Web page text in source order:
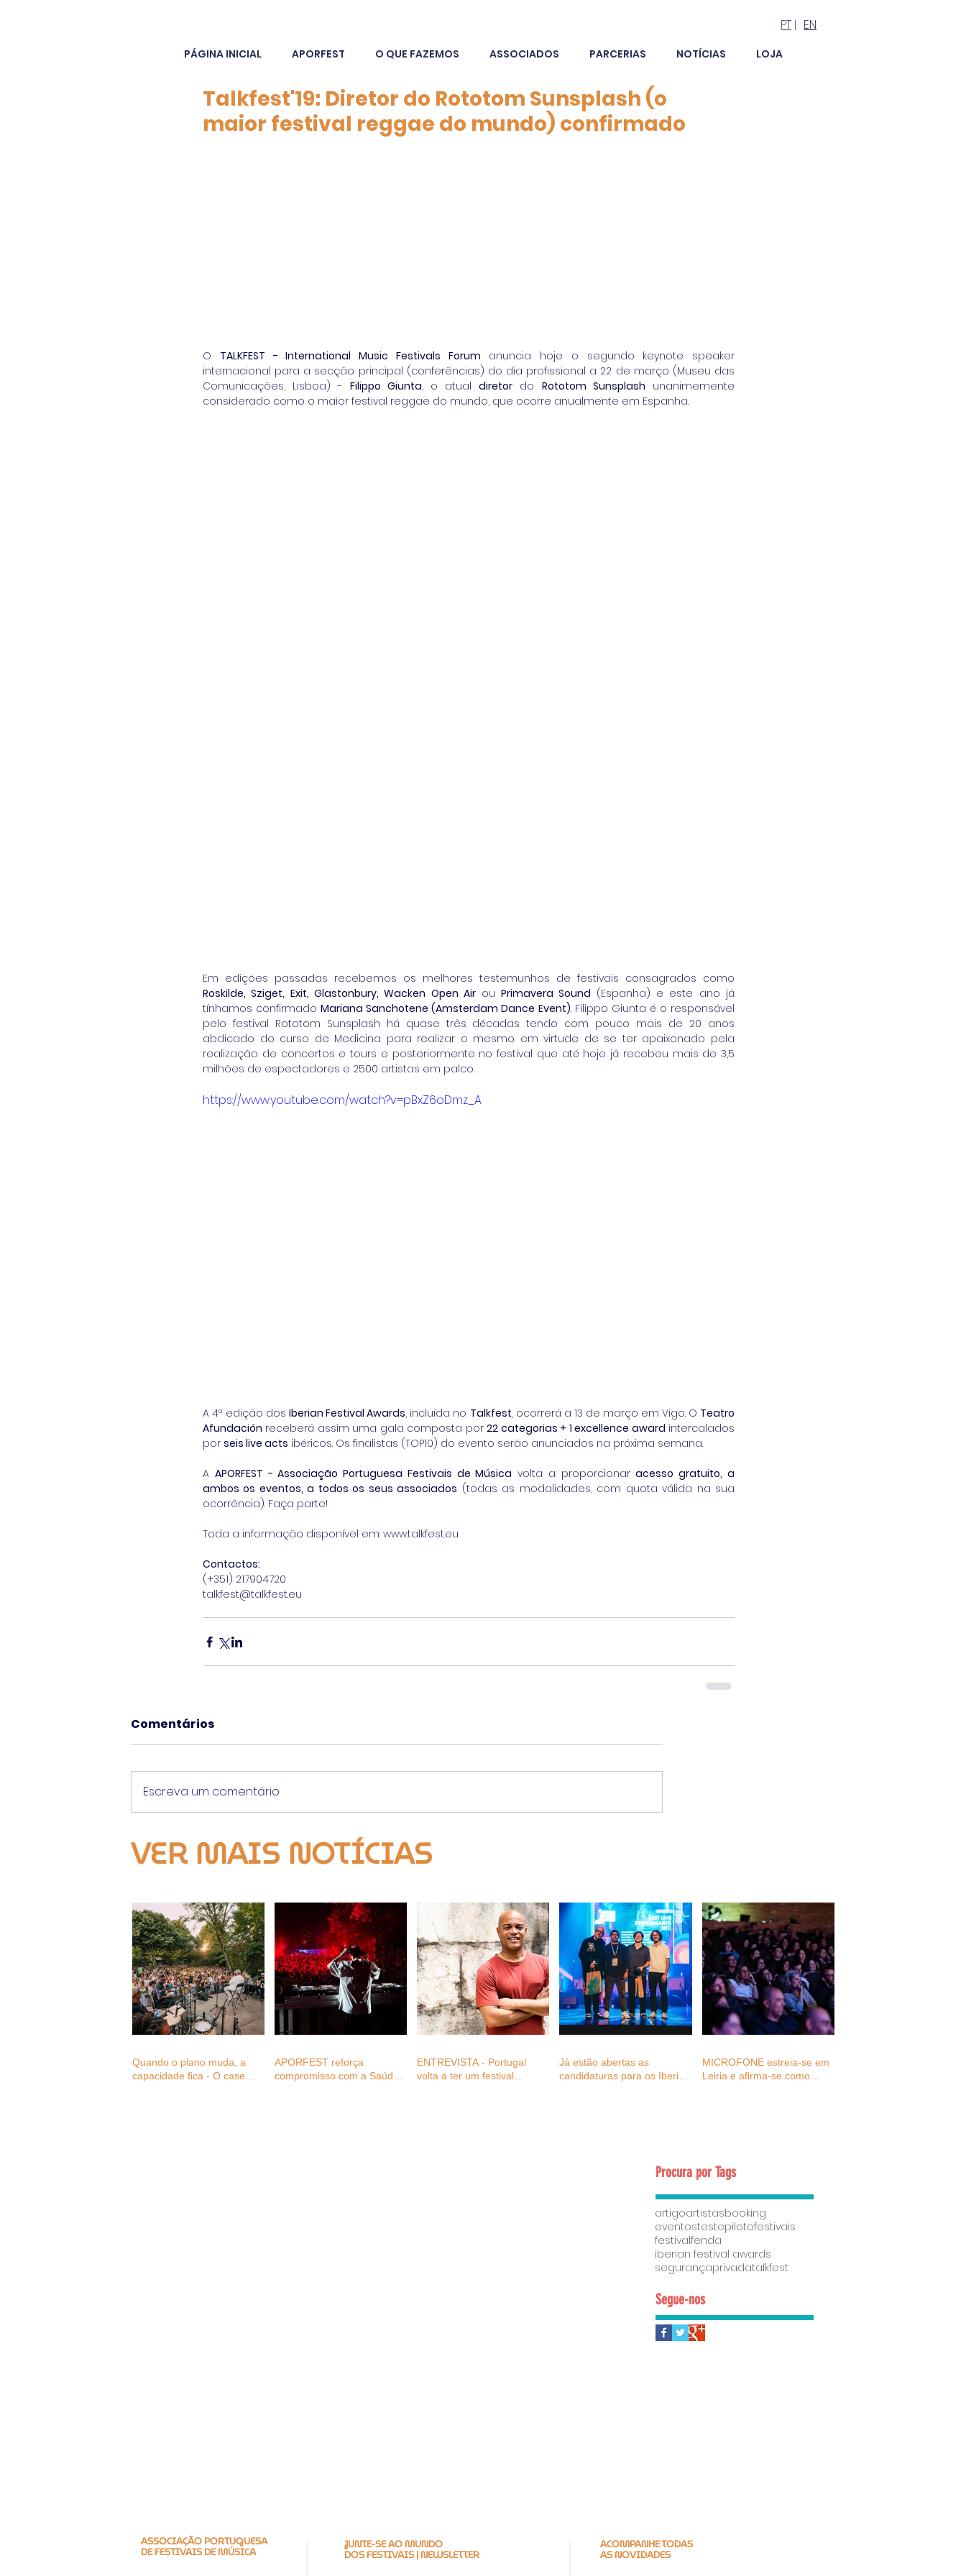
PT | EN
PÁGINA INICIAL APORFEST O QUE FAZEMOS ASSOCIADOS PARCERIAS NOTÍCIAS LOJA
Talkfest'19: Diretor do Rototom Sunsplash (o
maior festival reggae do mundo) confirmado
O TALKFEST - International Music Festivals Forum anuncia hoje o segundo keynote speaker
internacional para a secção principal (conferências) do dia profissional a 22 de março (Museu das
Comunicações, Lisboa) - Filippo Giunta, o atual diretor do Rototom Sunsplash unanimemente
considerado como o maior festival reggae do mundo, que ocorre anualmente em Espanha.
Roskilde, Sziget, Exit, Glastonbury, Wacken Open Air ou Primavera Sound (Espanha) e este ano já
tínhamos confirmado Mariana Sanchotene (Amsterdam Dance Event). Filippo Giunta é o responsável
pelo festival Rototom Sunsplash há quase três décadas tendo com pouco mais de 20 anos
abdicado do curso de Medicina para realizar o mesmo em virtude de se ter apaixonado pela
realização de concertos e tours e posteriormente no festival que até hoje já recebeu mais de 3,5
milhões de espectadores e 2500 artistas em palco.
https://www.youtube.com/watch?v=pBxZ6oDmz_A
A 4ª edição dos Iberian Festival Awards, incluída no Talkfest, ocorrerá a 13 de março em Vigo. O Teatro
Afundación receberá assim uma gala composta por 22 categorias + 1 excellence award intercalados
por seis live acts ibéricos. Os finalistas (TOP10) do evento serão anunciados na próxima semana.
A APORFEST - Associação Portuguesa Festivais de Música volta a proporcionar acesso gratuito, a
ambos os eventos, a todos os seus associados (todas as modalidades, com quota válida na sua
ocorrência). Faça parte!
Toda a informação disponível em: www.talkfest.eu
Contactos:
(+351) 217904720
talkfest@talkfest.eu
Comentários
Escreva um comentário
VER MAIS NOTÍCIAS
Quando o plano muda, a
capacidade fica - O case
APORFEST reforça
compromisso com a Saúde
ENTREVISTA - Portugal
volta a ter um festival
Já estão abertas as
candidaturas para os Iberian
MICROFONE estreia-se em
Leiria e afirma-se como
Procura por Tags
artigoartistasbooking
eventostestepilotofestivais
festivalfenda
iberian festival awards
segurançaprivadatalkfest
Segue-nos
ASSOCIAÇÃO PORTUGUESA
DE FESTIVAIS DE MÚSICA
JUNTE-SE AO MUNDO
DOS FESTIVAIS | NEWSLETTER
ACOMPANHE TODAS
AS NOVIDADES